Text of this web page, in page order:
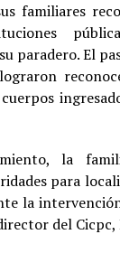
familiares
paradero. El
la
para
la
del Cicpc,